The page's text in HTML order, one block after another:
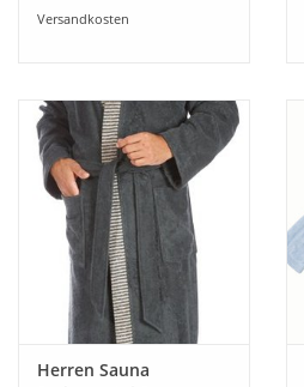
Tel.0049(0)7322-919376
Marken
Versandkosten
Herren Sauna